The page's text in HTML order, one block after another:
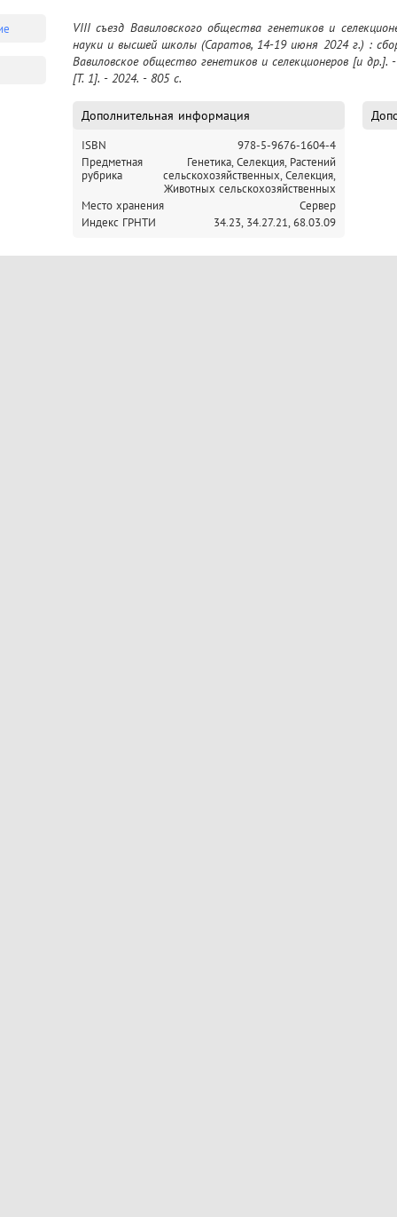
VIII съезд Вавиловского общества генетиков и
науки и высшей школы (Саратов, 14-19 июня 2024 г.) :
Вавиловское общество генетиков и селекционеров [и
[Т. 1]. - 2024. - 805 c.
Дополнительная информация
ISBN
978-5-9676-1604-4
Предметная
рубрика
Генетика, Селекция, Растений
сельскохозяйственных, Селекция,
Животных сельскохозяйственных
Место хранения
Сервер
Индекс ГРНТИ
34.23, 34.27.21, 68.03.09